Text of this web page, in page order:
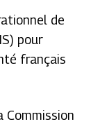
de
pour
français
Commission